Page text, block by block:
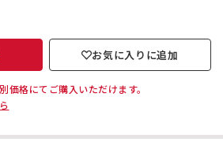
お気に入りに追加
格にてご購入いただけます。